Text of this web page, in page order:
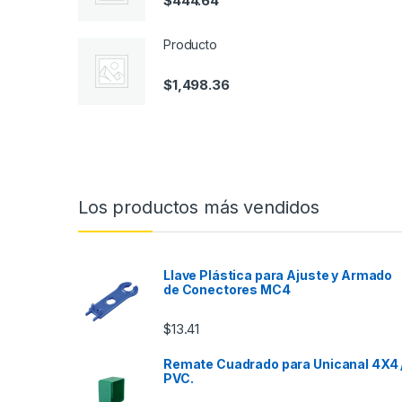
Producto
$1,498.36
Los productos más vendidos
Llave Plástica para Ajuste y Armado
de Conectores MC4
$13.41
Remate Cuadrado para Unicanal 4X4
PVC.